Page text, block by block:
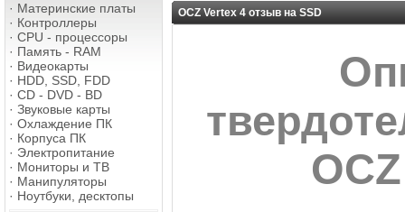
· Материнские платы
· Контроллеры
· CPU - процессоры
· Память - RAM
· Видеокарты
· HDD, SSD, FDD
· CD - DVD - BD
· Звуковые карты
· Охлаждение ПК
· Корпуса ПК
· Электропитание
· Мониторы и ТВ
· Манипуляторы
· Ноутбуки, десктопы
OCZ Vertex 4 отзыв на SSD